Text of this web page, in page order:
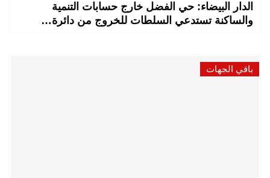
الدار البيضاء: حي الفضل خارج حسابات التنمية
والساكنة تستدعي السلطات للخروج من دائرة…
باقي الجهات